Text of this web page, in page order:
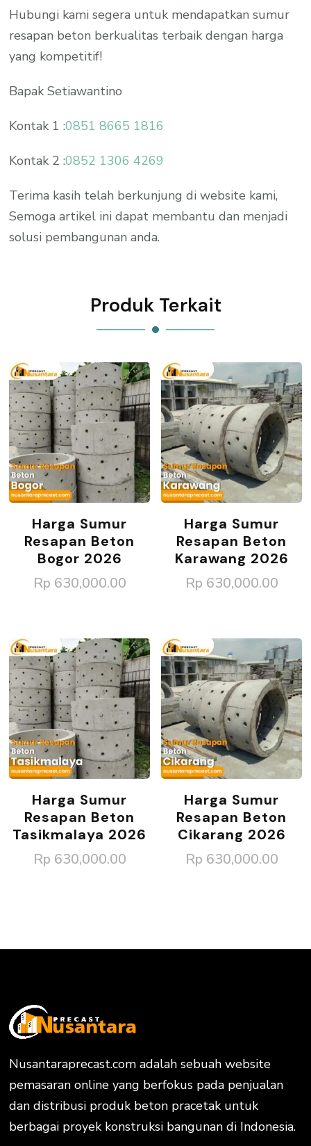
Hubungi kami segera untuk mendapatkan sumur
resapan beton berkualitas terbaik dengan harga
yang kompetitif!
Bapak Setiawantino
Kontak 1 :0851 8665 1816
Kontak 2 :0852 1306 4269
Terima kasih telah berkunjung di website kami,
Semoga artikel ini dapat membantu dan menjadi
solusi pembangunan anda.
Produk Terkait
Harga Sumur
Resapan Beton
Bogor 2026
Rp 630,000.00
Harga Sumur
Resapan Beton
Karawang 2026
Rp 630,000.00
Harga Sumur
Resapan Beton
Tasikmalaya 2026
Rp 630,000.00
Harga Sumur
Resapan Beton
Cikarang 2026
Rp 630,000.00
Nusantaraprecast.com adalah sebuah website
pemasaran online yang berfokus pada penjualan
dan distribusi produk beton pracetak untuk
berbagai proyek konstruksi bangunan di Indonesia.